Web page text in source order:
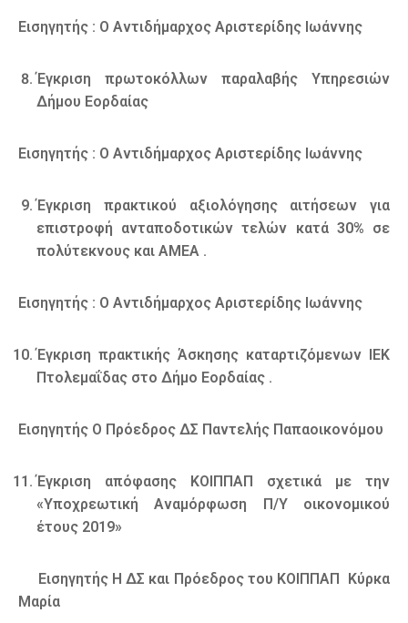
Εισηγητής : Ο Αντιδήμαρχος Αριστερίδης Ιωάννης
Έγκριση πρωτοκόλλων παραλαβής Υπηρεσιών
Δήμου Εορδαίας
Εισηγητής : Ο Αντιδήμαρχος Αριστερίδης Ιωάννης
Έγκριση πρακτικού αξιολόγησης αιτήσεων για
επιστροφή ανταποδοτικών τελών κατά 30% σε
πολύτεκνους και ΑΜΕΑ .
Εισηγητής : Ο Αντιδήμαρχος Αριστερίδης Ιωάννης
Έγκριση πρακτικής Άσκησης καταρτιζόμενων ΙΕΚ
Πτολεμαΐδας στο Δήμο Εορδαίας .
Εισηγητής Ο Πρόεδρος ΔΣ Παντελής Παπαοικονόμου
Έγκριση απόφασης ΚΟΙΠΠΑΠ σχετικά με την
«Υποχρεωτική Αναμόρφωση Π/Υ οικονομικού
έτους 2019»
Εισηγητής Η ΔΣ και Πρόεδρος του ΚΟΙΠΠΑΠ Κύρκα
Μαρία